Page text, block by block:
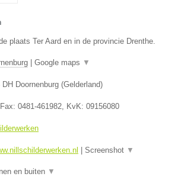
plaats Ter Aard en in de provincie Drenthe.
Google maps ▼
Doornenburg (Gelderland)
0481-461982, KvK: 09156080
Screenshot ▼
en buiten ▼